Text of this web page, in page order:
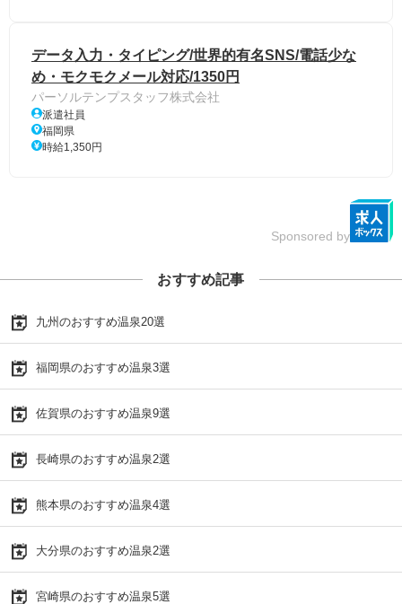
データ入力・タイピング/世界的有名SNS/電話少な
め・モクモクメール対応/1350円
パーソルテンプスタッフ株式会社
派遣社員
福岡県
時給1,350円
Sponsored by
おすすめ記事
九州のおすすめ温泉20選
福岡県のおすすめ温泉3選
佐賀県のおすすめ温泉9選
長崎県のおすすめ温泉2選
熊本県のおすすめ温泉4選
大分県のおすすめ温泉2選
宮崎県のおすすめ温泉5選